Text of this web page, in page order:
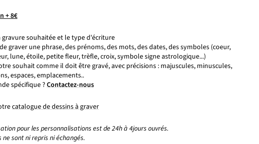
+ 8€
gravure souhaitée et le type d'écriture
graver une phrase, des prénoms, des mots, des dates, des symboles (coeur,
lune, étoile, petite fleur, trèfle, croix, symbole signe astrologique...)
souhait comme il doit être gravé, avec précisions : majuscules, minuscules,
espaces, emplacements..
spécifique ?Contactez-nous
catalogue de dessins à graver
pour les personnalisations est de 24h à 4jours ouvrés.
ne sont ni repris ni échangés.